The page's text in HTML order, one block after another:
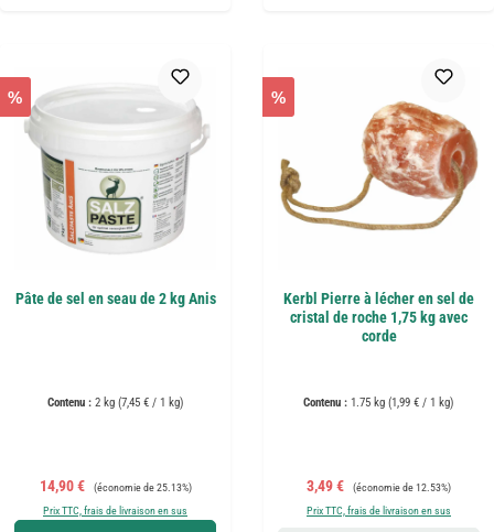
%
Pâte de sel en seau de 2 kg Anis
Contenu : 2 kg (7,45 € / 1 kg)
Prix de vente :
14,90 € Prix régulier :
(économie de 25.13%)
Prix TTC, frais de livraison en sus
%
Kerbl Pierre à lécher en sel de
cristal de roche 1,75 kg avec
corde
Contenu : 1.75 kg (1,99 € / 1 kg)
Prix de vente :
3,49 € Prix régulier :
(économie de 12.53%)
Prix TTC, frais de livraison en sus